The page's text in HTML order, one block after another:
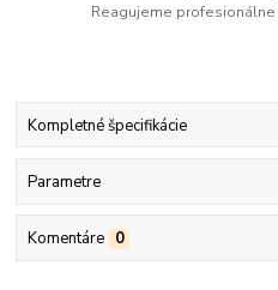
Reagujeme profesionálne
Kompletné špecifikácie
Parametre
Komentáre 0